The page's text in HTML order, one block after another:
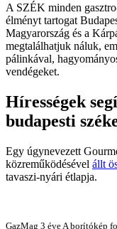
A SZÉK minden
élményt tartogat
Magyarország és a
megtalálhatjuk náluk,
pálinkával,
vendégeket.
Hírességek
budapesti
Egy úgynevezett
közreműködésével állt
tavaszi-nyári étlapja.
GazMag 3 éve A borítókép